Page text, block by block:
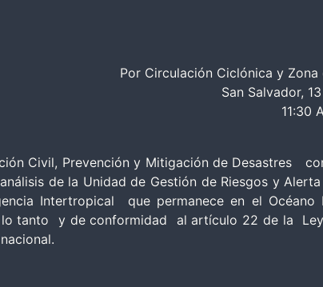
Por Circulación Ciclónica y
San Salvador,
11:30
Civil, Prevención y Mitigación de Desastres
de la Unidad de Gestión de Riesgos y
Intertropical que permanece en el
tanto y de conformidad al artículo 22 de la